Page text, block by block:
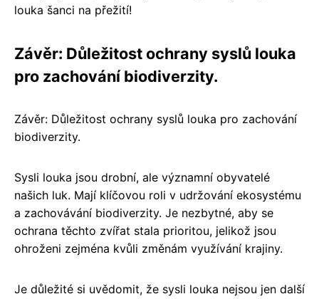
louka šanci na přežití!
Závěr: Důležitost ochrany syslů louka
pro zachování biodiverzity.
Závěr: Důležitost ochrany syslů louka pro zachování
biodiverzity.
Sysli louka jsou drobní, ale významní obyvatelé
našich luk. Mají klíčovou roli v udržování ekosystému
a zachovávání biodiverzity. Je nezbytné, aby se
ochrana těchto zvířat stala prioritou, jelikož jsou
ohroženi zejména kvůli změnám využívání krajiny.
Je důležité si uvědomit, že sysli louka nejsou jen další